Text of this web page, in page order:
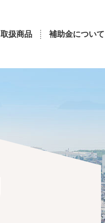
取扱商品 補助金について